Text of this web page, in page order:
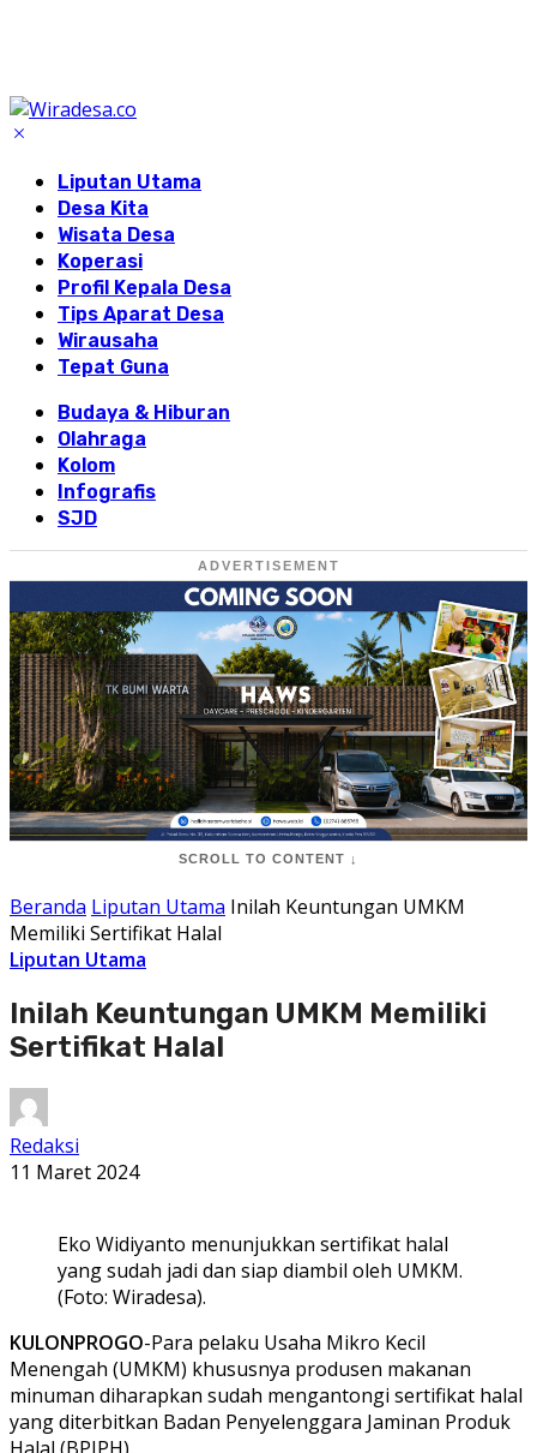
Liputan Utama
Desa Kita
Wisata Desa
Koperasi
Profil Kepala Desa
Tips Aparat Desa
Wirausaha
Tepat Guna
Budaya & Hiburan
Olahraga
Kolom
Infografis
SJD
ADVERTISEMENT
SCROLL TO CONTENT ↓
Beranda Liputan Utama Inilah Keuntungan UMKM
Memiliki Sertifikat Halal
Liputan Utama
Inilah Keuntungan UMKM Memiliki
Sertifikat Halal
Redaksi
11 Maret 2024
Eko Widiyanto menunjukkan sertifikat halal
yang sudah jadi dan siap diambil oleh UMKM.
(Foto: Wiradesa).
KULONPROGO-Para pelaku Usaha Mikro Kecil
Menengah (UMKM) khususnya produsen makanan
minuman diharapkan sudah mengantongi sertifikat halal
yang diterbitkan Badan Penyelenggara Jaminan Produk